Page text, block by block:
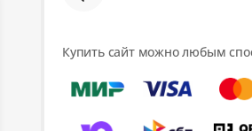
Купить сайт можно любым